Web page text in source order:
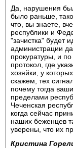
Да, нарушения
было раньше,
что, вы знаете,
республики и
"зачистка" будет
администрации
прокуратуры, и
протокол, где
хозяйки, у
скажем, тех
почему тогда
пределами
Чеченская
когда сейчас
наших беженцев
уверены, что их
Кристина